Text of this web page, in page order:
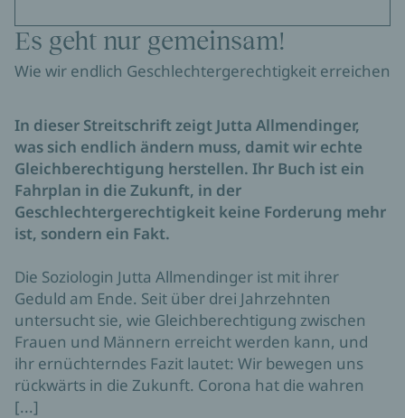
Es geht nur gemeinsam!
Wie wir endlich Geschlechtergerechtigkeit erreichen
In dieser Streitschrift zeigt Jutta Allmendinger,
was sich endlich ändern muss, damit wir echte
Gleichberechtigung herstellen. Ihr Buch ist ein
Fahrplan in die Zukunft, in der
Geschlechtergerechtigkeit keine Forderung mehr
ist, sondern ein Fakt.
Die Soziologin Jutta Allmendinger ist mit ihrer
Geduld am Ende. Seit über drei Jahrzehnten
untersucht sie, wie Gleichberechtigung zwischen
Frauen und Männern erreicht werden kann, und
ihr ernüchterndes Fazit lautet: Wir bewegen uns
rückwärts in die Zukunft. Corona hat die wahren
[...]